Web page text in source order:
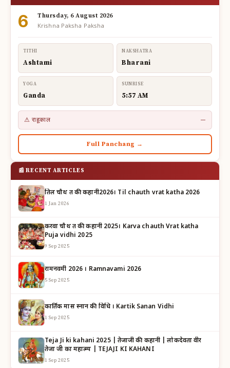
6 Thursday, 6 August 2026
Krishna Paksha Paksha
TITHI
Ashtami
NAKSHATRA
Bharani
YOGA
Ganda
SUNRISE
5:57 AM
⚠ राहूकाल —
Full Panchang →
📰 RECENT ARTICLES
तिल चौथ व्रत की कहानी2026। Til chauth vrat katha 2026
1 Jan 2026
करवा चौथ व्रत की कहानी 2025। Karva chauth Vrat katha
Puja vidhi 2025
9 Sep 2025
रामनवमी 2026 । Ramnavami 2026
5 Sep 2025
कार्तिक मास स्नान की विधि । Kartik Sanan Vidhi
1 Sep 2025
Teja Ji ki kahani 2025 | तेजाजी की कहानी | लोकदेवता वीर
तेजा जी का महात्म्य | TEJAJI KI KAHANI
1 Sep 2025